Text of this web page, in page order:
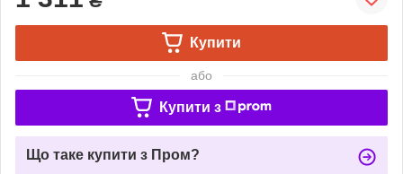
Купити
або
Купити з
Що таке купити з Пром?